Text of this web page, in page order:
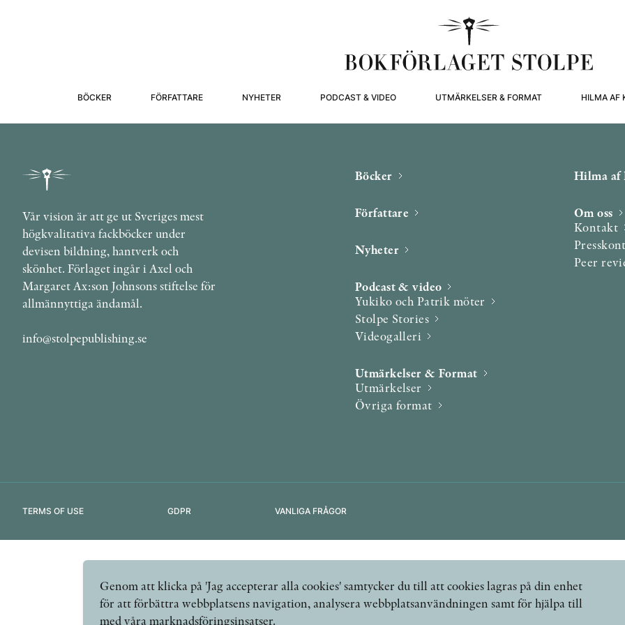
BÖCKER FÖRFATTARE NYHETER PODCAST & VIDEO UTMÄRKELSER & FORMAT HILMA AF
Vår vision är att ge ut Sveriges mest
högkvalitativa fackböcker under
devisen bildning, hantverk och
skönhet. Förlaget ingår i Axel och
Margaret Ax:son Johnsons stiftelse för
allmännyttiga ändamål.
info@stolpepublishing.se
Böcker
Författare
Nyheter
Podcast & video
Yukiko och Patrik möter
Stolpe Stories
Videogalleri
Utmärkelser & Format
Utmärkelser
Övriga format
Hilma
Om oss
Kontakt
Peer
TERMS OF USE GDPR VANLIGA FRÅGOR
Genom att klicka på 'Jag accepterar alla cookies' samtycker du till att cookies lagras på din enhet
för att förbättra webbplatsens navigation, analysera webbplatsanvändningen samt för hjälpa till
med våra marknadsföringsinsatser.